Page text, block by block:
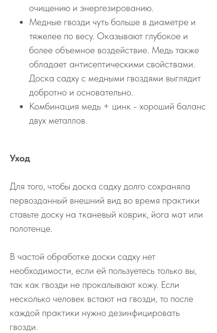
очищению и энергезированию.
Медные гвозди чуть больше в диаметре и
тяжелее по весу. Оказывают глубокое и
более объемное воздействие. Медь также
обладает антисептическими свойствами.
Доска садху с медными гвоздями выглядит
добротно и основательно.
Комбинация медь + цинк - хороший баланс
двух металлов.
Уход
Для того, чтобы доска садху долго сохраняла
первозданный внешний вид во время практики
ставьте доску на тканевый коврик, йога мат или
полотенце.
В частой обработке доски садху нет
необходимости, если ей пользуетесь только вы,
так как гвозди не прокалывают кожу. Если
несколько человек встают на гвозди, то после
каждой практики нужно дезинфицировать
гвозди.